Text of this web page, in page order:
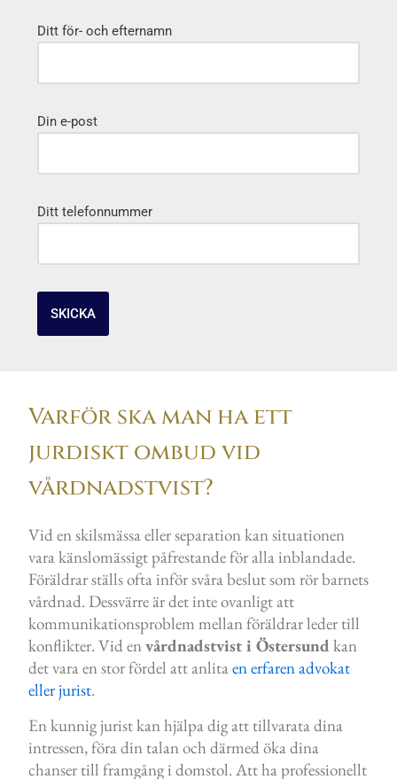
Ditt för- och efternamn
Din e-post
Ditt telefonnummer
Varför ska man ha ett
jurdiskt ombud vid
vårdnadstvist?
Vid en skilsmässa eller separation kan situationen
vara känslomässigt påfrestande för alla inblandade.
Föräldrar ställs ofta inför svåra beslut som rör barnets
vårdnad. Dessvärre är det inte ovanligt att
kommunikationsproblem mellan föräldrar leder till
konflikter. Vid envårdnadstvist i Östersund kan
det vara en stor fördel att anlitaen erfaren advokat
eller jurist.
En kunnig jurist kan hjälpa dig att tillvarata dina
intressen, föra din talan och därmed öka dina
chanser till framgång i domstol. Att ha professionellt